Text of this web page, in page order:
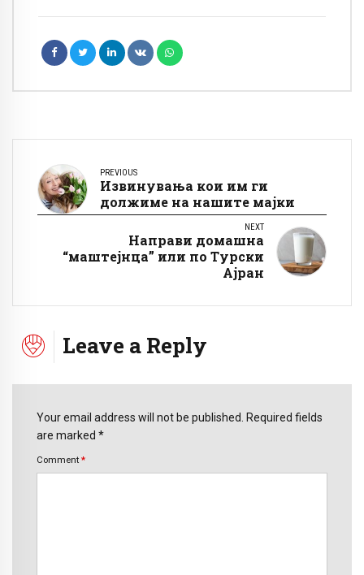
PREVIOUS
Извинувања кои им ги
должиме на нашите мајки
NEXT
Направи домашна
“маштејнца” или по Турски
Ајран
Leave a Reply
Your email address will not be published. Required fields
are marked *
Comment *